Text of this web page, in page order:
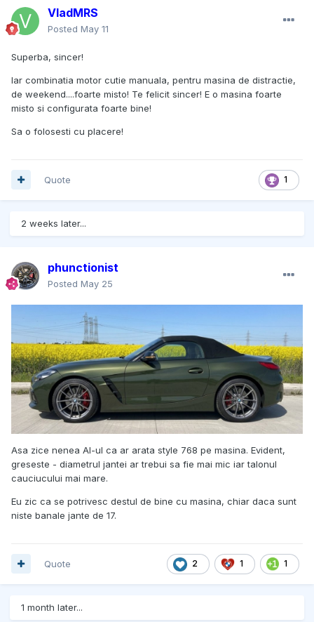
VladMRS
Posted May 11
Superba, sincer!
Iar combinatia motor cutie manuala, pentru masina de distractie,
de weekend....foarte misto! Te felicit sincer! E o masina foarte
misto si configurata foarte bine!
Sa o folosesti cu placere!
1
Quote
2 weeks later...
phunctionist
Posted May 25
Asa zice nenea AI-ul ca ar arata style 768 pe masina. Evident,
greseste - diametrul jantei ar trebui sa fie mai mic iar talonul
cauciucului mai mare.
Eu zic ca se potrivesc destul de bine cu masina, chiar daca sunt
niste banale jante de 17.
2 1 1
Quote
1 month later...